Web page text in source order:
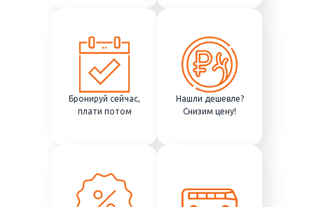
Бронируй сейчас,
плати потом
Нашли дешевле?
Снизим цену!